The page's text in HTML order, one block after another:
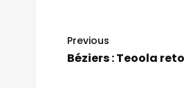
Previous
Béziers : Teoola